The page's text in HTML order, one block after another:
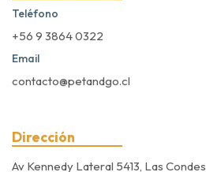
Teléfono
+56 9 3864 0322
Email
contacto@petandgo.cl
Dirección
Av Kennedy Lateral 5413, Las Condes